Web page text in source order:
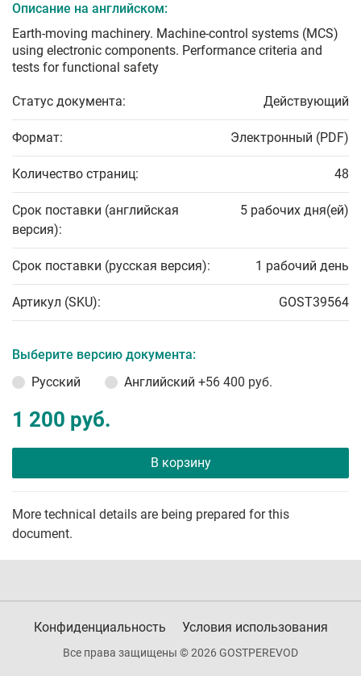
Описание на английском:
Earth-moving machinery. Machine-control systems (MCS)
using electronic components. Performance criteria and
tests for functional safety
Статус документа: Действующий
Формат: Электронный (PDF)
Количество страниц: 48
Срок поставки (английская
версия):
5 рабочих дня(ей)
Срок поставки (русская версия): 1 рабочий день
Артикул (SKU): GOST39564
Выберите версию документа:
Русский
Английский +56 400 руб.
1 200 руб.
В корзину
More technical details are being prepared for this
document.
Конфиденциальность Условия использования
Все права защищены © 2026 GOSTPEREVOD